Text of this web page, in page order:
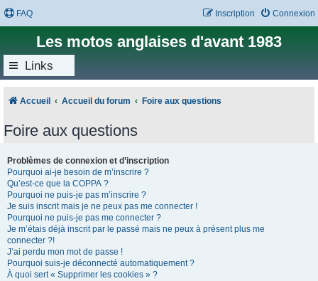
FAQ Connexion
Inscription
Les motos anglaises d'avant 1983
Links
Accueil Accueil du forum Foire aux questions
Foire aux questions
Problèmes de connexion et d’inscription
Pourquoi ai-je besoin de m’inscrire ?
Qu’est-ce que la COPPA ?
Pourquoi ne puis-je pas m’inscrire ?
Je suis inscrit mais je ne peux pas me connecter !
Pourquoi ne puis-je pas me connecter ?
Je m’étais déjà inscrit par le passé mais ne peux à présent plus me
connecter ?!
J’ai perdu mon mot de passe !
Pourquoi suis-je déconnecté automatiquement ?
À quoi sert « Supprimer les cookies » ?